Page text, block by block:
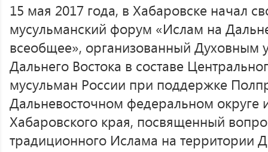
15 мая 2017 года, в Хабаровске начал
мусульманский форум «Ислам на
всеобщее», организованный Духовным
Дальнего Востока в составе
мусульман России при поддержке
Дальневосточном федеральном округе
Хабаровского края, посвященный
традиционного Ислама на территории